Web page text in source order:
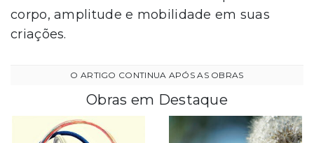
corpo, amplitude e mobilidade em suas
criações.
Obras em Destaque